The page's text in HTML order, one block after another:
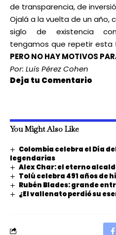
de transparencia, de
Ojalá a la vuelta de un año,
siglo de existencia
tengamos que repetir esta
PERO NO HAY MOTIVOS
Por: Luis Pérez Cohen
Deja tu Comentario
You Might Also Like
Colombia celebra el Día
legendarias
Alex Char: el eterno
Tolú celebra 491 años de
Rubén Blades: grande
¿El vallenato perdió su